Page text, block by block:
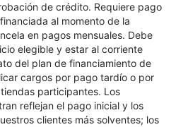
de crédito. Requiere pago
al momento de la
en pagos mensuales. Debe
elegible y estar al corriente
del plan de financiamiento de
cargos por pago tardío o por
participantes. Los
reflejan el pago inicial y los
clientes más solventes; los